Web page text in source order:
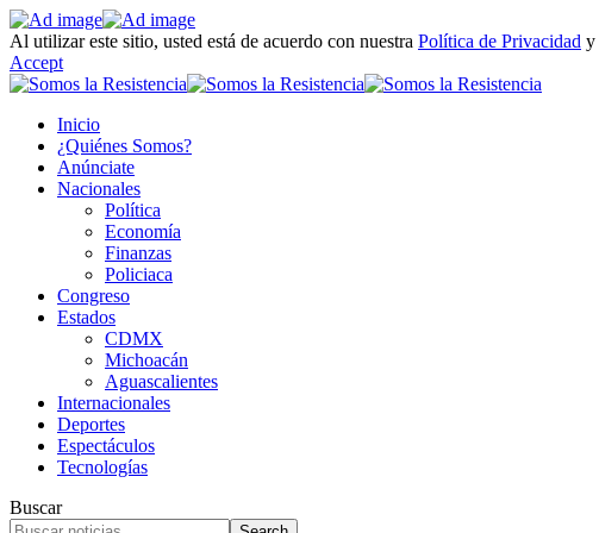
Al utilizar este sitio, usted está de acuerdo con nuestra Política de Privacidad y
Accept
Inicio
¿Quiénes Somos?
Anúnciate
Nacionales
Política
Economía
Finanzas
Policiaca
Congreso
Estados
CDMX
Michoacán
Aguascalientes
Internacionales
Deportes
Espectáculos
Tecnologías
Buscar